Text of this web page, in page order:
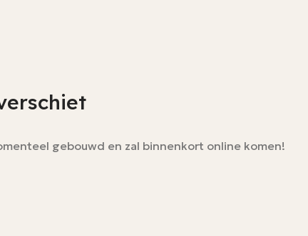
gebouwd en zal binnenkort online komen!